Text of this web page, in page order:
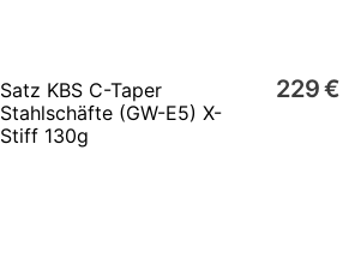
Satz KBS C-Taper
Stahlschäfte (GW-E5) X-
Stiff 130g
229 €